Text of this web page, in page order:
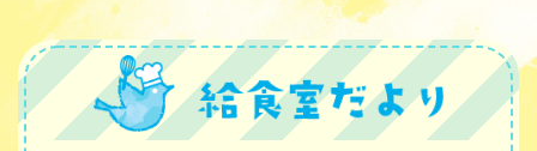
入園案内
採用情報
お問い合わせ
お知らせ